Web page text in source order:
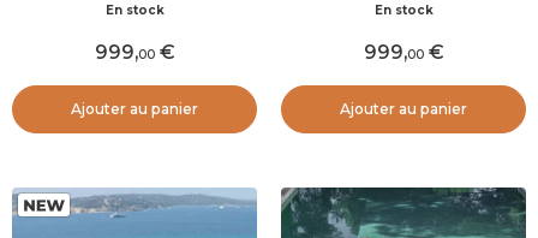
En stock
999,00
Ajouter au panier
En stock
999,00
Ajouter au panier